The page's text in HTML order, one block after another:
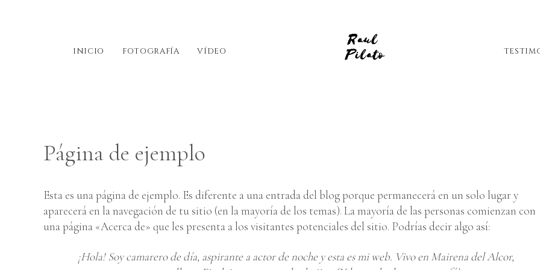
INICIO FOTOGRAFÍA VÍDEO
Página de ejemplo
Esta es una página de ejemplo. Es diferente a una entrada del blog porque permanecerá en un solo lugar y
aparecerá en la navegación de tu sitio (en la mayoría de los temas). La mayoría de las personas comienzan con
una página «Acerca de» que les presenta a los visitantes potenciales del sitio. Podrías decir algo así:
¡Hola! Soy camarero de día, aspirante a actor de noche y esta es mi web. Vivo en Mairena del Alcor,